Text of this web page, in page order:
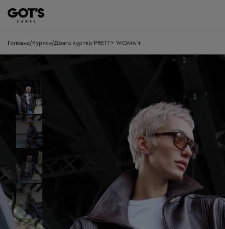
Головна/ Куртки/ Довга куртка PRETTY WOMAN